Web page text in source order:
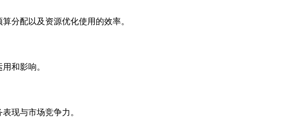
分配以及资源优化使用的效率。
和影响。
现与市场竞争力。